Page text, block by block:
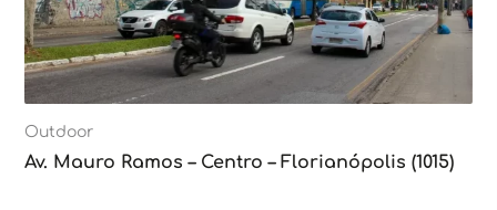
Outdoor
Av. Mauro Ramos – Centro – Florianópolis (1015)